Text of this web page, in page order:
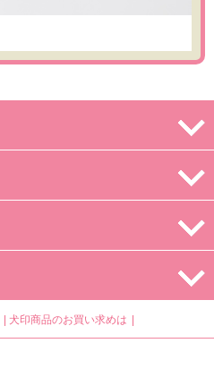
犬印商品のお買い求めは